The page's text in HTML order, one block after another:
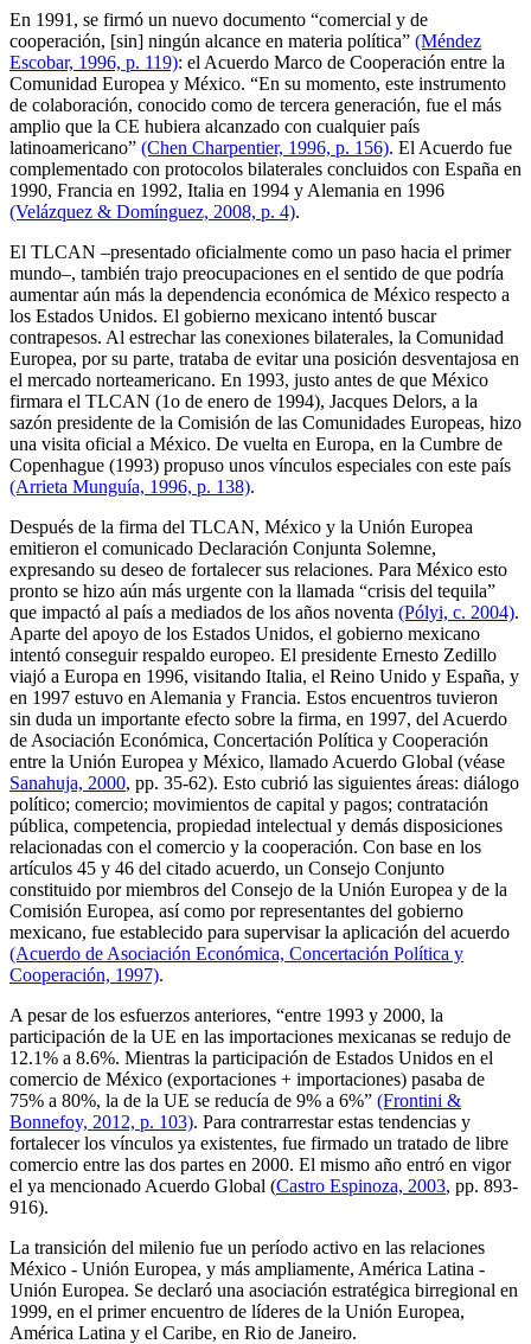
En 1991, se firmó un nuevo documento “comercial y de
cooperación, [sin] ningún alcance en materia política” (Méndez
Escobar, 1996, p. 119): el Acuerdo Marco de Cooperación entre la
Comunidad Europea y México. “En su momento, este instrumento
de colaboración, conocido como de tercera generación, fue el más
amplio que la CE hubiera alcanzado con cualquier país
latinoamericano” (Chen Charpentier, 1996, p. 156). El Acuerdo fue
complementado con protocolos bilaterales concluidos con España en
1990, Francia en 1992, Italia en 1994 y Alemania en 1996
(Velázquez & Domínguez, 2008, p. 4).
El TLCAN –presentado oficialmente como un paso hacia el primer
mundo–, también trajo preocupaciones en el sentido de que podría
aumentar aún más la dependencia económica de México respecto a
los Estados Unidos. El gobierno mexicano intentó buscar
contrapesos. Al estrechar las conexiones bilaterales, la Comunidad
Europea, por su parte, trataba de evitar una posición desventajosa en
el mercado norteamericano. En 1993, justo antes de que México
firmara el TLCAN (1o de enero de 1994), Jacques Delors, a la
sazón presidente de la Comisión de las Comunidades Europeas, hizo
una visita oficial a México. De vuelta en Europa, en la Cumbre de
Copenhague (1993) propuso unos vínculos especiales con este país
(Arrieta Munguía, 1996, p. 138).
Después de la firma del TLCAN, México y la Unión Europea
emitieron el comunicado Declaración Conjunta Solemne,
expresando su deseo de fortalecer sus relaciones. Para México esto
pronto se hizo aún más urgente con la llamada “crisis del tequila”
que impactó al país a mediados de los años noventa (Pólyi, c. 2004).
Aparte del apoyo de los Estados Unidos, el gobierno mexicano
intentó conseguir respaldo europeo. El presidente Ernesto Zedillo
viajó a Europa en 1996, visitando Italia, el Reino Unido y España, y
en 1997 estuvo en Alemania y Francia. Estos encuentros tuvieron
sin duda un importante efecto sobre la firma, en 1997, del Acuerdo
de Asociación Económica, Concertación Política y Cooperación
entre la Unión Europea y México, llamado Acuerdo Global (véase
Sanahuja, 2000, pp. 35-62). Esto cubrió las siguientes áreas: diálogo
político; comercio; movimientos de capital y pagos; contratación
pública, competencia, propiedad intelectual y demás disposiciones
relacionadas con el comercio y la cooperación. Con base en los
artículos 45 y 46 del citado acuerdo, un Consejo Conjunto
constituido por miembros del Consejo de la Unión Europea y de la
Comisión Europea, así como por representantes del gobierno
mexicano, fue establecido para supervisar la aplicación del acuerdo
(Acuerdo de Asociación Económica, Concertación Política y
Cooperación, 1997).
A pesar de los esfuerzos anteriores, “entre 1993 y 2000, la
participación de la UE en las importaciones mexicanas se redujo de
12.1% a 8.6%. Mientras la participación de Estados Unidos en el
comercio de México (exportaciones + importaciones) pasaba de
75% a 80%, la de la UE se reducía de 9% a 6%” (Frontini &
Bonnefoy, 2012, p. 103). Para contrarrestar estas tendencias y
fortalecer los vínculos ya existentes, fue firmado un tratado de libre
comercio entre las dos partes en 2000. El mismo año entró en vigor
el ya mencionado Acuerdo Global (Castro Espinoza, 2003, pp. 893-
916).
La transición del milenio fue un período activo en las relaciones
México - Unión Europea, y más ampliamente, América Latina -
Unión Europea. Se declaró una asociación estratégica birregional en
1999, en el primer encuentro de líderes de la Unión Europea,
América Latina y el Caribe, en Rio de Janeiro.